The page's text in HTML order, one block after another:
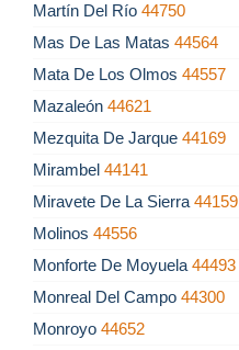
Martín Del Río 44750
Mas De Las Matas 44564
Mata De Los Olmos 44557
Mazaleón 44621
Mezquita De Jarque 44169
Mirambel 44141
Miravete De La Sierra 44159
Molinos 44556
Monforte De Moyuela 44493
Monreal Del Campo 44300
Monroyo 44652